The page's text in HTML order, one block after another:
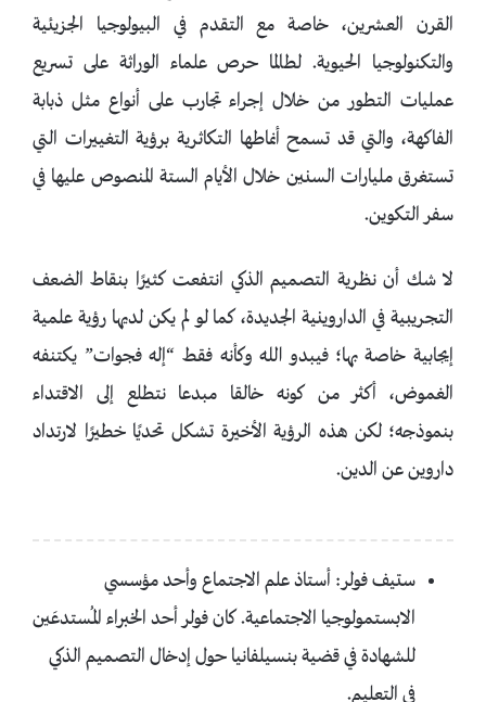
القرن العشرين، خاصة مع التقدم في البيولوجيا الجزيئية
والتكنولوجيا الحيوية. لطالما حرص علماء الوراثة على تسريع
عمليات التطور من خلال إجراء تجارب على أنواع مثل ذبابة
الفاكهة، والتي قد تسمح أنماطها التكاثرية برؤية التغييرات التي
تستغرق مليارات السنين خلال الأيام الستة المنصوص عليها في
سفر التكوين.
لا شك أن نظرية التصميم الذكي انتفعت كثيرًا بنقاط الضعف
التجريبية في الداروينية الجديدة، كما لو لم يكن لديها رؤية علمية
إيجابية خاصة بها؛ فيبدو الله وكأنه فقط “إله فجوات” يكتنفه
الغموض، أكثر من كونه خالقا مبدعا نتطلع إلى الاقتداء
بنموذجه؛ لكن هذه الرؤية الأخيرة تشكل تحديًا خطيرًا لارتداد
داروين عن الدين.
ستيف فولر: أستاذ علم الاجتماع وأحد مؤسسي
الابستمولوجيا الاجتماعية. كان فولر أحد الخبراء المُستدعَين
للشهادة في قضية بنسيلفانيا حول إدخال التصميم الذكي
في التعليم.